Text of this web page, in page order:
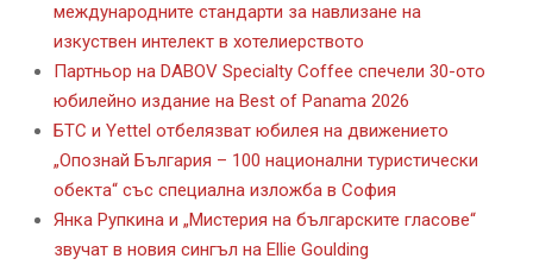
международните стандарти за навлизане на
изкуствен интелект в хотелиерството
Партньор на DABOV Specialty Coffee спечели 30-ото
юбилейно издание на Best of Panama 2026
БТС и Yettel отбелязват юбилея на движението
„Опознай България – 100 национални туристически
обекта“ със специална изложба в София
Янка Рупкина и „Мистерия на българските гласове“
звучат в новия сингъл на Ellie Goulding